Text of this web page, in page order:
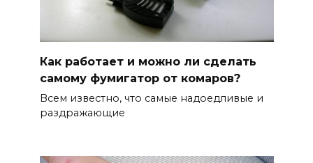
Как работает и можно ли сделать
самому фумигатор от комаров?
Всем известно, что самые надоедливые и
раздражающие